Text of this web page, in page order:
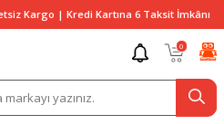
Kargo | Kredi Kartına 6 Taksit İmkânı
0